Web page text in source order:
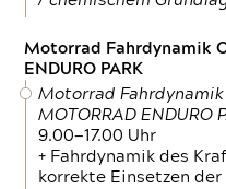
Motorrad Fahrdynamik
ENDURO PARK
Motorrad
MOTORRAD ENDURO
9.00—17.00 Uhr
+ Fahrdynamik des
korrekte Einsetzen